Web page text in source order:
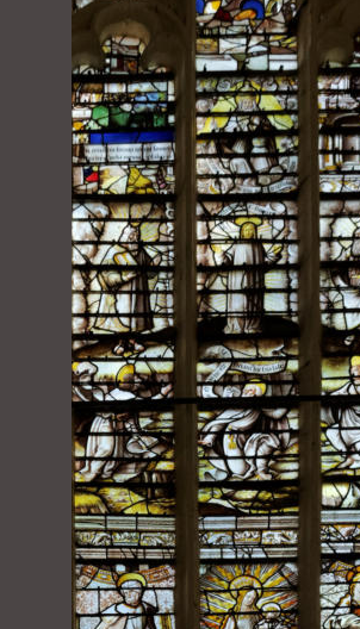
Retour vers le haut de page